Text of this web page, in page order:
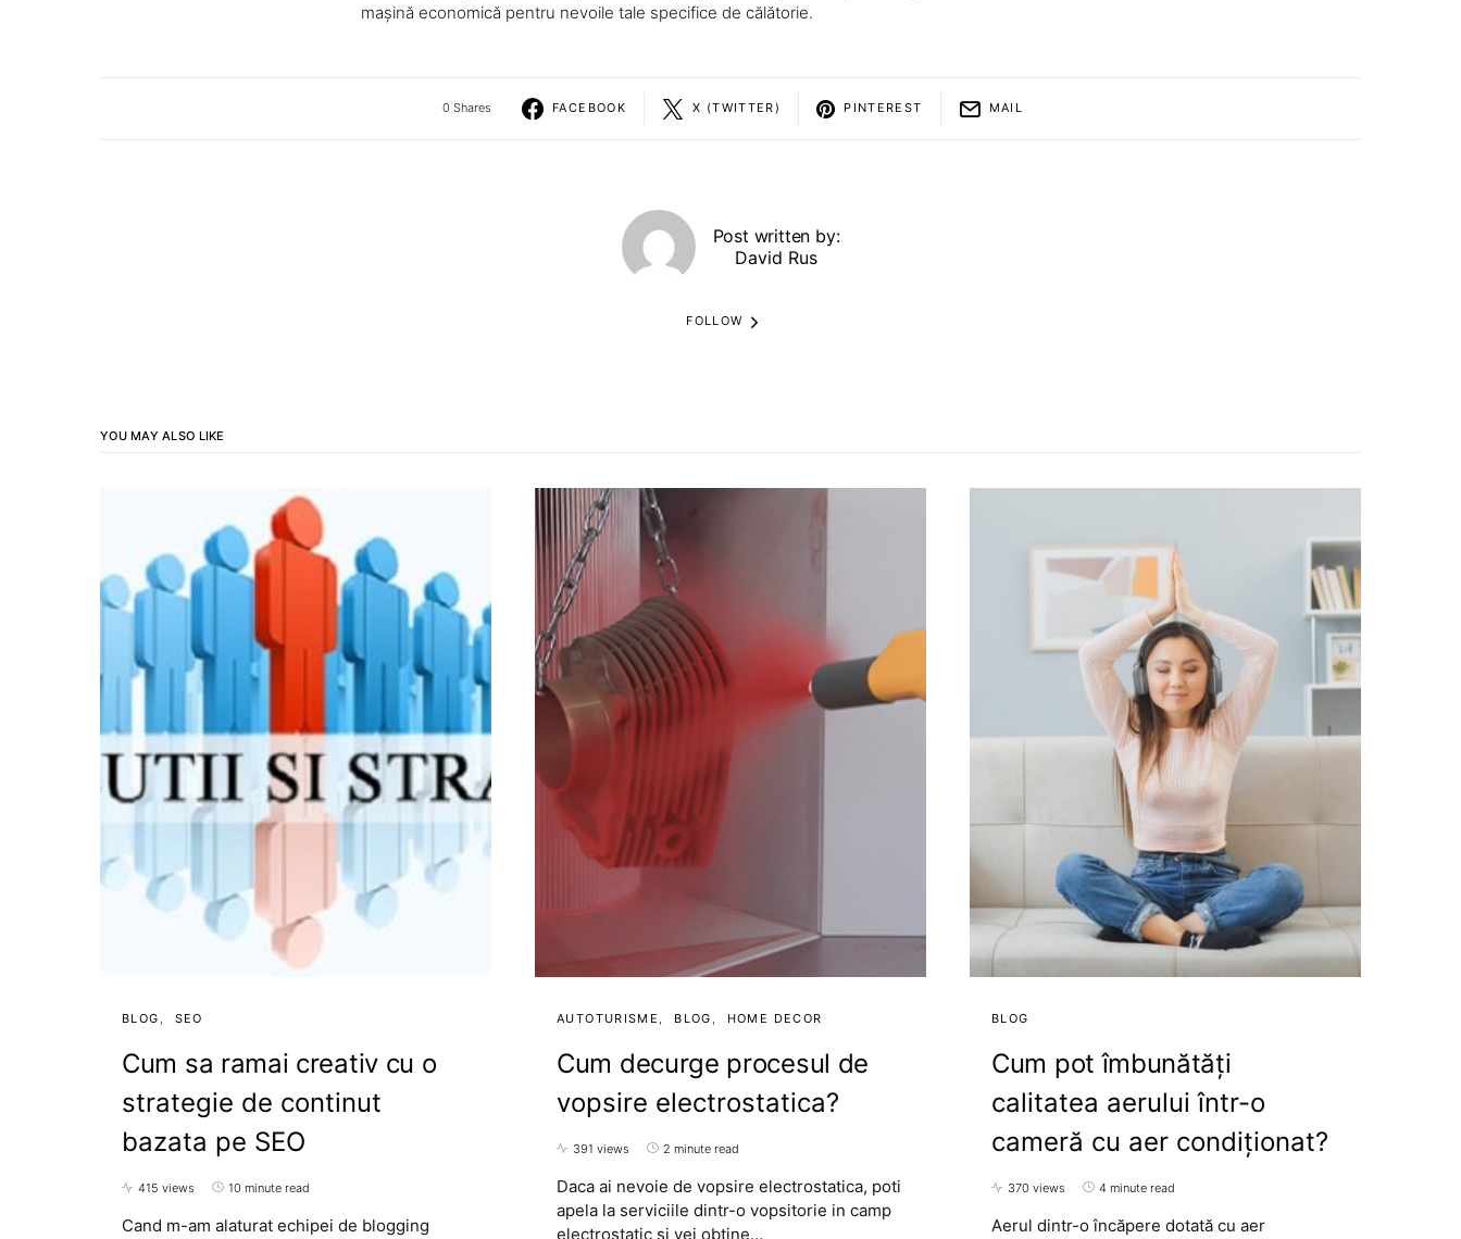
mașină economică pentru nevoile tale specifice de călătorie.
0 Shares FACEBOOK X (TWITTER) PINTEREST MAIL
Post written by:
David Rus
FOLLOW
YOU MAY ALSO LIKE
BLOG SEO
Cum sa ramai creativ cu o
strategie de continut
bazata pe SEO
415 views 10 minute read
Cand m-am alaturat echipei de blogging
AUTOTURISME BLOG HOME DECOR
Cum decurge procesul de
vopsire electrostatica?
391 views 2 minute read
Daca ai nevoie de vopsire electrostatica, poti
apela la serviciile dintr-o vopsitorie in camp
electrostatic si vei obtine…
BLOG
Cum pot îmbunătăți
calitatea aerului într-o
cameră cu aer condiționat?
370 views 4 minute read
Aerul dintr-o încăpere dotată cu aer